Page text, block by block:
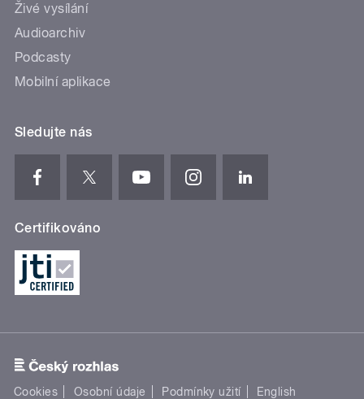
Živé vysílání
Audioarchiv
Podcasty
Mobilní aplikace
Sledujte nás
Certifikováno
Cookies Osobní údaje Podmínky užití English